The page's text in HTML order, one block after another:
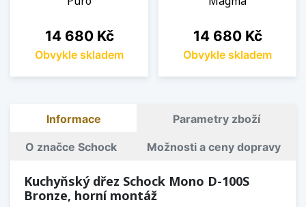
Cena
14 680 Kč
Obvykle skladem
Cena
14 680 Kč
Obvykle skladem
Informace Parametry zboží
O značce Schock Možnosti a ceny dopravy
Kuchyňský dřez Schock Mono D-100S
Bronze, horní montáž